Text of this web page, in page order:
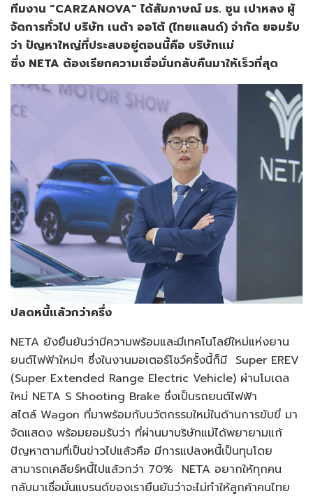
ทีมงาน “CARZANOVA” ได้สัมภาษณ์ มร. ซูน เปาหลง ผู้
จัดการทั่วไป บริษัท เนต้า ออโต้ (ไทยแลนด์) จำกัด ยอมรับ
ว่า ปัญหาใหญ่ที่ประสบอยู่ตอนนี้คือ บริษัทแม่
ซึ่ง NETA ต้องเรียกความเชื่อมั่นกลับคืนมาให้เร็วที่สุด
ปลดหนี้แล้วกว่าครึ่ง
NETA ยังยืนยันว่ามีความพร้อมและมีเทคโนโลยีใหม่แห่งยาน
ยนต์ไฟฟ้าใหม่ๆ ซึ่งในงานมอเตอร์โชว์ครั้งนี้ก็มี Super EREV
(Super Extended Range Electric Vehicle) ผ่านโมเดล
ใหม่ NETA S Shooting Brake ซึ่งเป็นรถยนต์ไฟฟ้า
สไตล์ Wagon ที่มาพร้อมกับนวัตกรรมใหม่ในด้านการขับขี่ มา
จัดแสดง พร้อมยอมรับว่า ที่ผ่านมาบริษัทแม่ได้พยายามแก้
ปัญหาตามที่เป็นข่าวไปแล้วคือ มีการแปลงหนี้เป็นทุนโดย
สามารถเคลียร์หนี้ไปแล้วกว่า 70% NETA อยากให้ทุกคน
กลับมาเชื่อมั่นแบรนด์ของเรายืนยันว่าจะไม่ทำให้ลูกค้าคนไทย